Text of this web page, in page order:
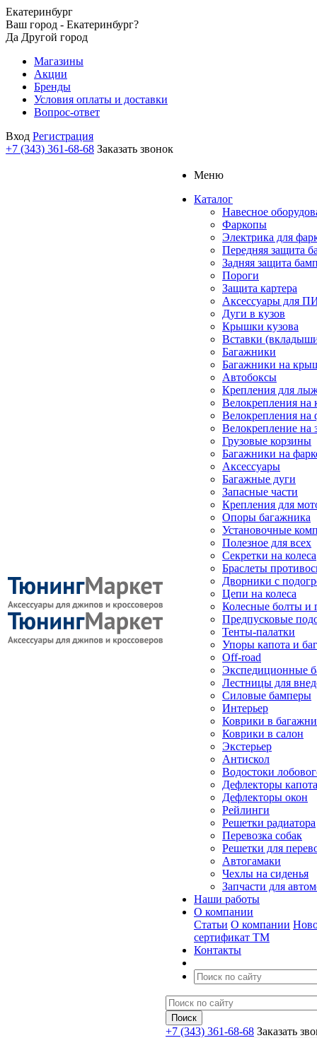
Екатеринбург
Ваш город - Екатеринбург?
Да Другой город
Магазины
Акции
Бренды
Условия оплаты и доставки
Вопрос-ответ
Вход Регистрация
+7 (343) 361-68-68 Заказать звонок
Меню
Каталог
Навесное
Фаркопы
Электрика для
Передняя защита
Задняя защита
Пороги
Защита картера
Аксессуары для
Дуги в кузов
Крышки кузова
Вставки
Багажники
Багажники на
Автобоксы
Крепления для
Велокрепления
Велокрепления на
Велокрепление на
Грузовые корзины
Багажники на
Аксессуары
Багажные дуги
Запасные части
Крепления для
Опоры багажника
Установочные
Полезное для всех
Секретки на колеса
Браслеты
Дворники с
Цепи на колеса
Колесные болты и
Предпусковые
Тенты-палатки
Упоры капота и
Off-road
Экспедиционные
Лестницы для
Силовые бамперы
Интерьер
Коврики в
Коврики в салон
Экстерьер
Антискол
Водостоки
Дефлекторы капота
Дефлекторы окон
Рейлинги
Решетки радиатора
Перевозка собак
Решетки для
Автогамаки
Чехлы на сиденья
Запчасти для
Наши работы
О компании
Статьи О компании
сертификат ТМ
Контакты
+7 (343) 361-68-68 Заказать